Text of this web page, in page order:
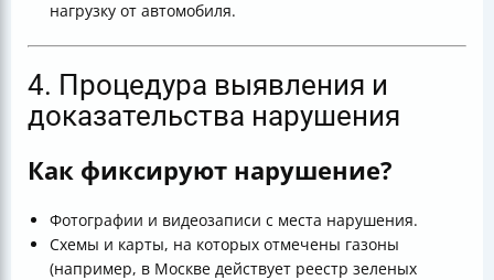
нагрузку от автомобиля.
4. Процедура выявления и
доказательства нарушения
Как фиксируют нарушение?
Фотографии и видеозаписи с места нарушения.
Схемы и карты, на которых отмечены газоны
(например, в Москве действует реестр зеленых